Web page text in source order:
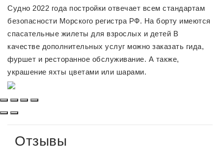
Судно 2022 года постройки отвечает всем стандартам
безопасности Морского регистра РФ. На борту имеются
спасательные жилеты для взрослых и детей В
качестве дополнительных услуг можно заказать гида,
фуршет и ресторанное обслуживание. А также,
украшение яхты цветами или шарами.
Отзывы